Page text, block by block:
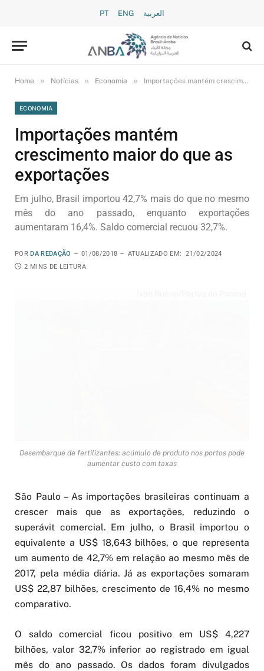
PT ENG العربية
Home » Notícias » Economia » Importações mantém crescimento maior do que as exportações
ECONOMIA
Importações mantém
crescimento maior do que as
exportações
Em julho, Brasil importou 42,7% mais do que no mesmo
mês do ano passado, enquanto exportações
aumentaram 16,4%. Saldo comercial recuou 32,7%.
POR DA REDAÇÃO 01/08/2018 ATUALIZADO EM:
21/02/2024
2 MINS DE LEITURA
Desembarque de fertilizantes: acúmulo de produto nos portos pode
aumentar custo com taxas
São Paulo – As importações brasileiras continuam a
crescer mais que as exportações, reduzindo o
superávit comercial. Em julho, o Brasil importou o
equivalente a US$ 18,643 bilhões, o que representa
um aumento de 42,7% em relação ao mesmo mês de
2017, pela média diária. Já as exportações somaram
US$ 22,87 bilhões, crescimento de 16,4% no mesmo
comparativo.
O saldo comercial ficou positivo em US$ 4,227
bilhões, valor 32,7% inferior ao registrado em igual
mês do ano passado. Os dados foram divulgados